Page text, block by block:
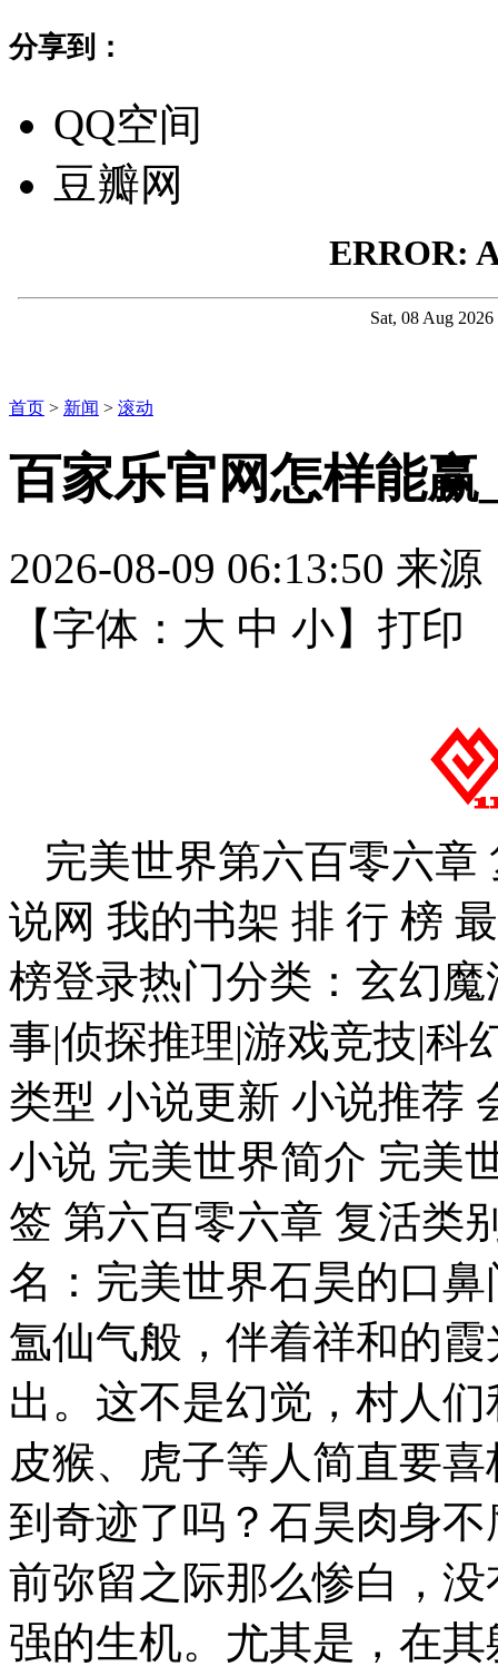
分享到：
QQ空间
豆瓣网
首页 > 新闻 > 滚动
百家乐官网怎样能
2026-08-09 06:13:50 来源
【字体： 大 中 小】 打印
完美世界第六百零六章
说网 我的书架 排 行 榜
榜登录热门分类：玄幻
事|侦探推理|游戏竞技|科
类型 小说更新 小说推荐
小说 完美世界简介 完美
签 第六百零六章 复活类
名：完美世界石昊的口
氲仙气般，伴着祥和的
出。这不是幻觉，村人
皮猴、虎子等人简直要
到奇迹了吗？石昊肉身
前弥留之际那么惨白，
强的生机。尤其是，在